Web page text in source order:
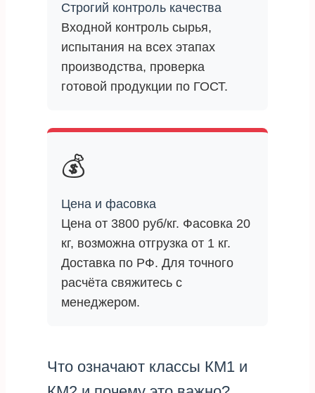
Строгий контроль качества
Входной контроль сырья,
испытания на всех этапах
производства, проверка
готовой продукции по ГОСТ.
💰
Цена и фасовка
Цена от 3800 руб/кг. Фасовка 20
кг, возможна отгрузка от 1 кг.
Доставка по РФ. Для точного
расчёта свяжитесь с
менеджером.
Что означают классы КМ1 и